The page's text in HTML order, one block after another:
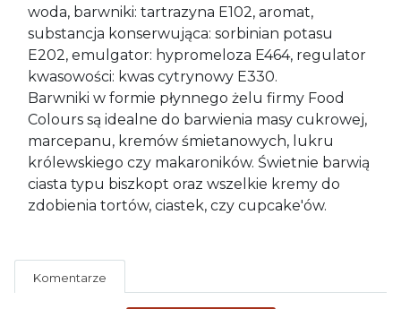
woda, barwniki: tartrazyna E102, aromat,
substancja konserwująca: sorbinian potasu
E202, emulgator: hypromeloza E464, regulator
kwasowości: kwas cytrynowy E330.
Barwniki w formie płynnego żelu firmy Food
Colours są idealne do barwienia masy cukrowej,
marcepanu, kremów śmietanowych, lukru
królewskiego czy makaroników. Świetnie barwią
ciasta typu biszkopt oraz wszelkie kremy do
zdobienia tortów, ciastek, czy cupcake'ów.
Komentarze